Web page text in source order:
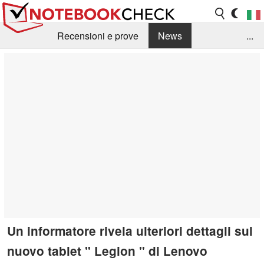
Recensioni e prove
News
...
Un informatore rivela ulteriori dettagli sul
nuovo tablet " Legion " di Lenovo